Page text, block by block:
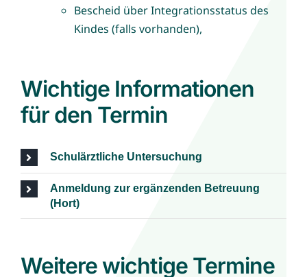
Bescheid über Integrationsstatus des
Kindes (falls vorhanden),
Wichtige Informationen
für den Termin
Schulärztliche Untersuchung
Anmeldung zur ergänzenden Betreuung
(Hort)
Weitere wichtige Termine